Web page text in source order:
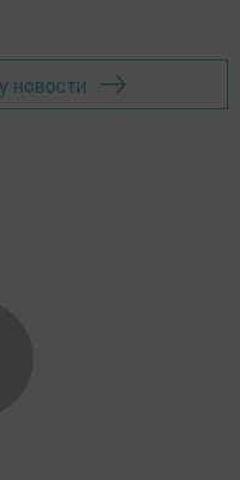
новости